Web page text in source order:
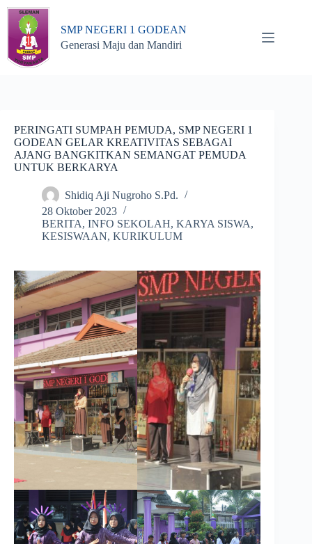
Skip
content
SMP NEGERI 1 GODEAN
Generasi Maju dan Mandiri
PERINGATI SUMPAH PEMUDA, SMP NEGERI 1
GODEAN GELAR KREATIVITAS SEBAGAI
AJANG BANGKITKAN SEMANGAT PEMUDA
UNTUK BERKARYA
Shidiq Aji Nugroho S.Pd.
28 Oktober 2023
BERITA, INFO SEKOLAH, KARYA SISWA,
KESISWAAN, KURIKULUM